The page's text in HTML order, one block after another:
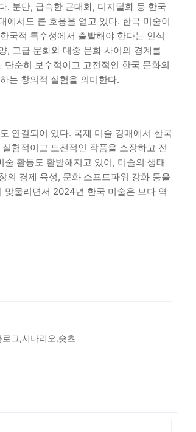
. 분단, 급속한 근대화, 디지털화 등 한국
에서도 큰 호응을 얻고 있다. 한국 미술이
국적 특수성에서 출발해야 한다는 인식
, 고급 문화와 대중 문화 사이의 경계를
순히 보수적이고 고전적인 한국 문화의
는 창의적 실험을 의미한다.
연결되어 있다. 국제 미술 경매에서 한국
험적이고 도전적인 작품을 소장하고 전
활동도 활발해지고 있어, 미술의 생태
의 경제 육성, 문화 소프트파워 강화 등을
맞물리면서 2024년 한국 미술은 보다 역
그,시나리오,숏츠